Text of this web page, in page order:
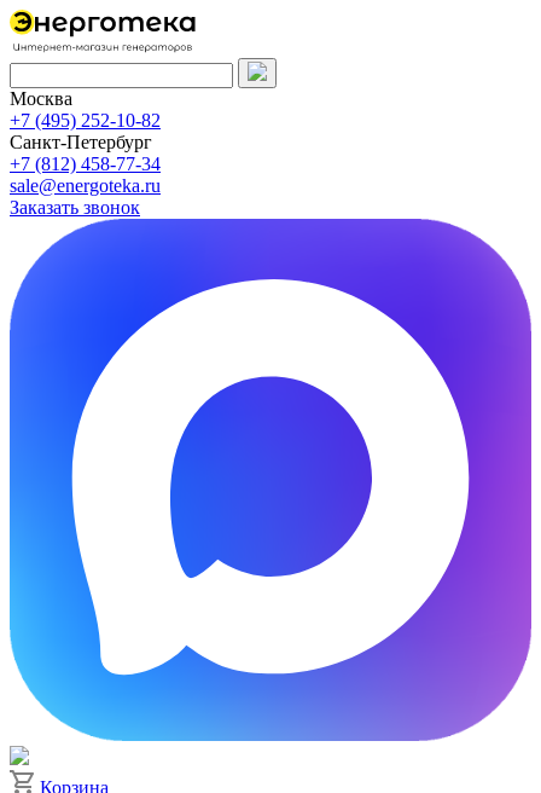
Москва
+7 (495) 252-10-82
Санкт-Петербург
+7 (812) 458-77-34
sale@energoteka.ru
Заказать звонок
Корзина